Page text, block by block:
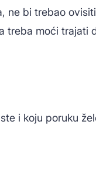
ne bi trebao
treba moći trajati
i koju poruku